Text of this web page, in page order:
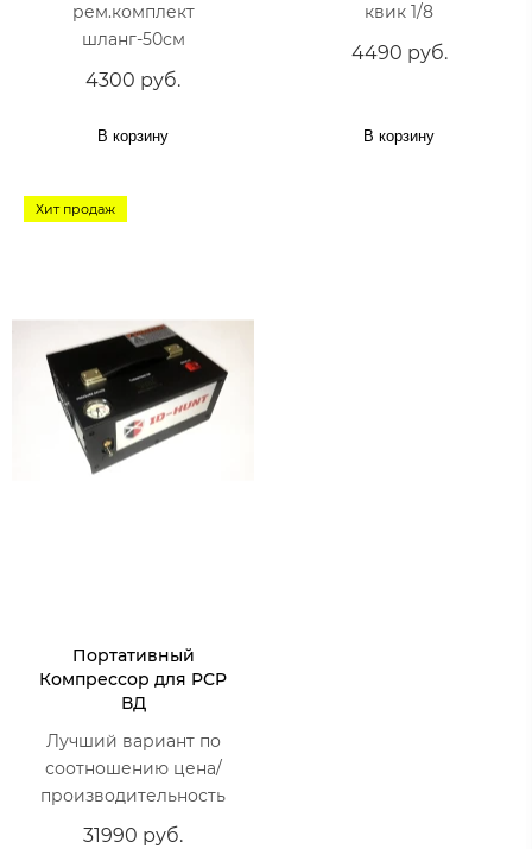
рем.комплект
шланг-50см
4300 руб.
В корзину
квик 1/8
4490 руб.
В корзину
Хит продаж
Портативный
Компрессор для PCP
ВД
Лучший вариант по
соотношению цена/
производительность
31990 руб.